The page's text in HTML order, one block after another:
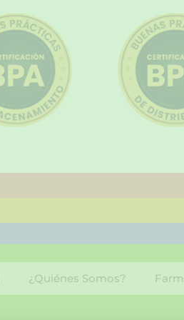
¿Quiénes Somos?